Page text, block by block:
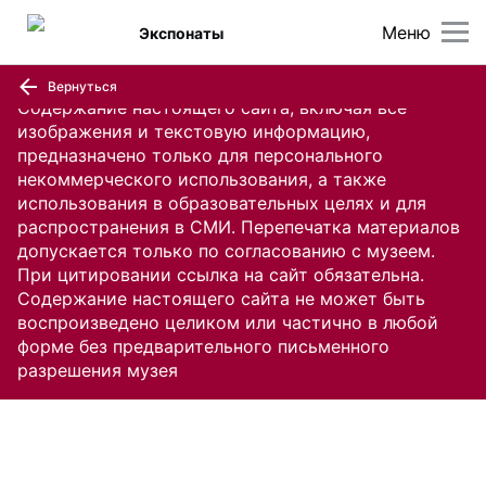
Содержание настоящего сайта, включая все
изображения и текстовую информацию,
предназначено только для персонального
некоммерческого использования, а также
использования в образовательных целях и для
распространения в СМИ. Перепечатка материалов
допускается только по согласованию с музеем.
При цитировании ссылка на сайт обязательна.
Содержание настоящего сайта не может быть
воспроизведено целиком или частично в любой
форме без предварительного письменного
разрешения музея
Меню
Экспонаты
Вернуться